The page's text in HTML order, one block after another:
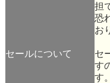
担
恐
お
セールについて
セ
す
す